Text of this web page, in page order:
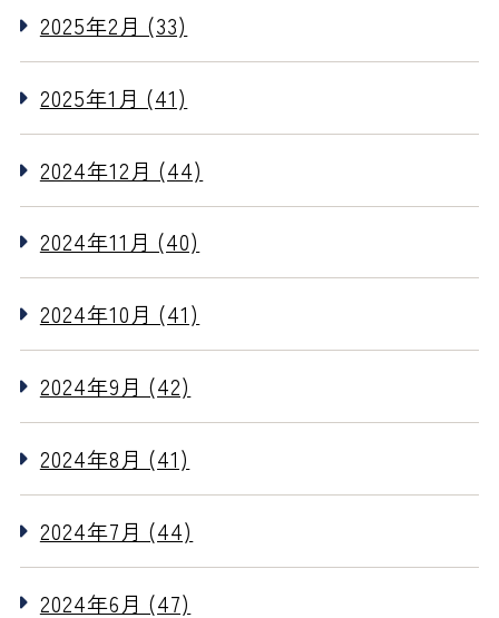
2025年2月 (33)
2025年1月 (41)
2024年12月 (44)
2024年11月 (40)
2024年10月 (41)
2024年9月 (42)
2024年8月 (41)
2024年7月 (44)
2024年6月 (47)